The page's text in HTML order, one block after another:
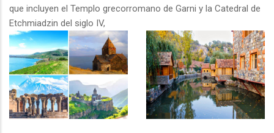
que incluyen el Templo grecorromano de Garni y la Catedral de
Etchmiadzin del siglo IV,